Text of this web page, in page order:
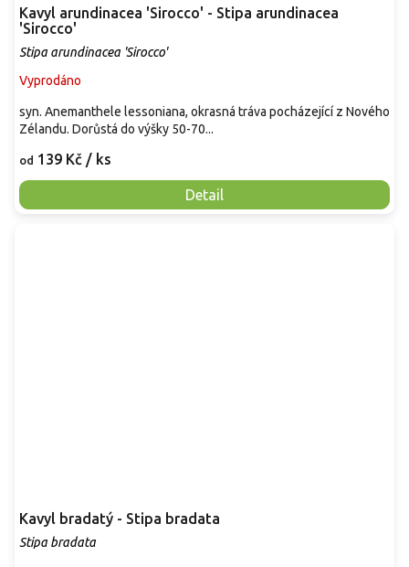
Kavyl arundinacea 'Sirocco' - Stipa arundinacea
'Sirocco'
Stipa arundinacea 'Sirocco'
Vyprodáno
od 139 Kč / ks
Detail
syn. Anemanthele lessoniana, okrasná tráva pocházející z Nového
Zélandu. Dorůstá do výšky 50-70...
Kavyl bradatý - Stipa bradata
Stipa bradata